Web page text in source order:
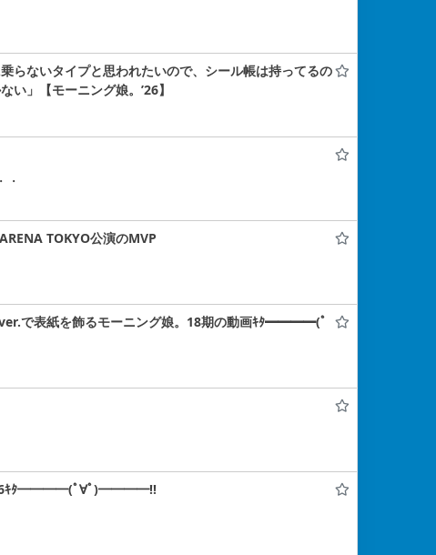
らないタイプと思われたいので、シール帳は持ってるの
い」【モーニング娘。’26】
・
TOKYO公演のMVP
ver.で表紙を飾るモーニング娘。18期の動画ｷﾀ━━━━(ﾟ
ｷﾀ━━━━(ﾟ∀ﾟ)━━━━!!